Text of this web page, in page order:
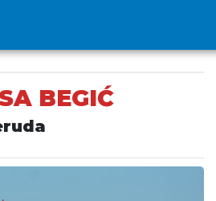
BEGIĆ